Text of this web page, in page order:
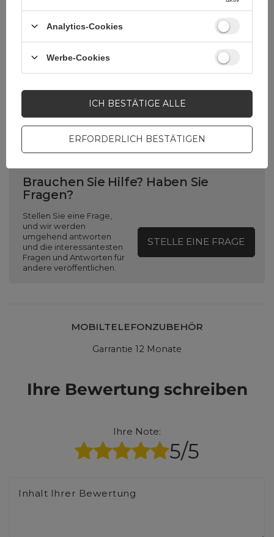
Kompatibilität -
Gerätehersteller
Xiaomi
Farbe
Transparent
Silber
Brauchen Sie Hilfe? Haben Sie
Fragen?
Stellen Sie eine Frage,
und wir werden
umgehend antworten
und die interessantesten
Fragen und Antworten für
andere veröffentlichen.
STELLE EINE FRAGE
MOBILTELEFONZUBEHÖR
Garrantie 12 Monate
Ihre Bewertung schreiben
Ihre Note:
5/5
Inhalt Ihrer Bewertung
Analytics-Cookies
Werbe-Cookies
ERFORDERLICH BESTÄTIGEN
ICH BESTÄTIGE ALLE